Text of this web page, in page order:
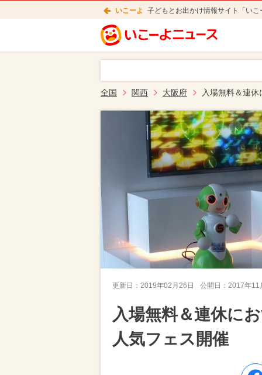
いこーよ 子どもとお出かけ情報サイト「い
全国 関西 大阪府 入場無料＆連
更新日： 2019年02月26日 公開日： 2017年11
入場無料＆連休に
人気フェス開催